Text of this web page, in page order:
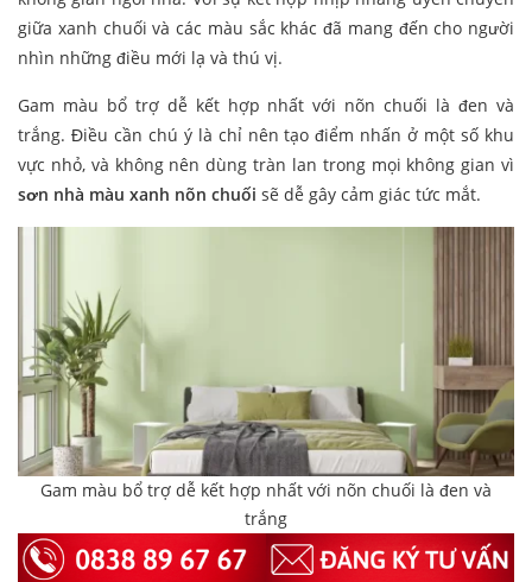
giữa xanh chuối và các màu sắc khác đã mang đến cho người
nhìn những điều mới lạ và thú vị.
Gam màu bổ trợ dễ kết hợp nhất với nõn chuối là đen và
trắng. Điều cần chú ý là chỉ nên tạo điểm nhấn ở một số khu
vực nhỏ, và không nên dùng tràn lan trong mọi không gian vì
sơn nhà màu xanh nõn chuối sẽ dễ gây cảm giác tức mắt.
Gam màu bổ trợ dễ kết hợp nhất với nõn chuối là đen và
trắng